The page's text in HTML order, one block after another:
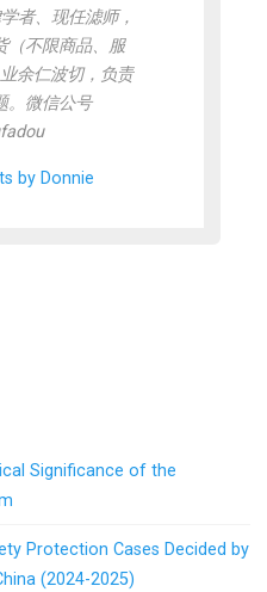
者、现任滤师，
（不限商品、服
余仁波切，负责
。微信公号
by Donnie
Significance of the
Protection Cases Decided by
(2024-2025)